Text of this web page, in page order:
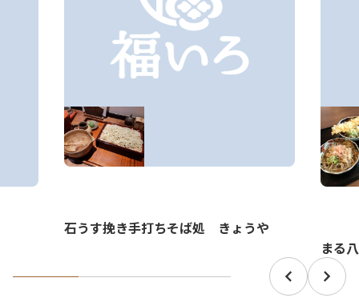
石うす挽き手打ちそば処 きょうや
まる八